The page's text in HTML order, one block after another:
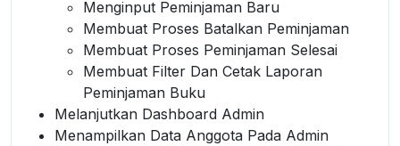
Menginput Peminjaman Baru
Membuat Proses Batalkan Peminjaman
Membuat Proses Peminjaman Selesai
Membuat Filter Dan Cetak Laporan
Peminjaman Buku
Melanjutkan Dashboard Admin
Menampilkan Data Anggota Pada Admin